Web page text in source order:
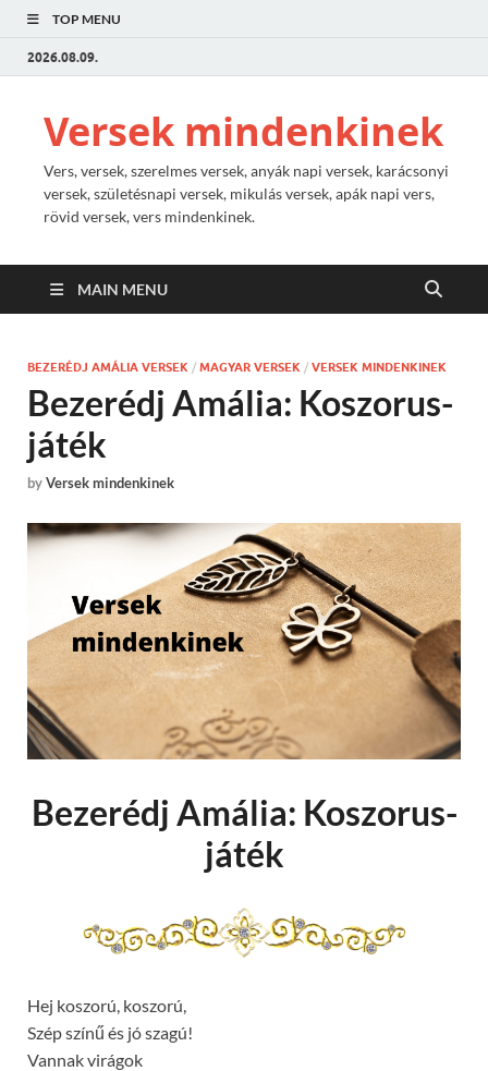
TOP MENU
2026.08.09.
Versek mindenkinek
Vers, versek, szerelmes versek, anyák napi versek, karácsonyi
versek, születésnapi versek, mikulás versek, apák napi vers,
rövid versek, vers mindenkinek.
MAIN MENU
BEZERÉDJ AMÁLIA VERSEK / MAGYAR VERSEK / VERSEK MINDENKINEK
Bezerédj Amália: Koszorus-
játék
byVersek mindenkinek
Bezerédj Amália: Koszorus-
játék
Hej koszorú, koszorú,
Szép színű és jó szagú!
Vannak virágok